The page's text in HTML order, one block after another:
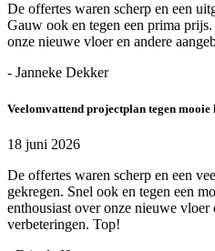
De offertes waren scherp en een
Gauw ook en tegen een prima
onze nieuwe vloer en andere
- Janneke Dekker
Veelomvattend projectplan tegen mooie
18 juni 2026
De offertes waren scherp en een
gekregen. Snel ook en tegen een
enthousiast over onze nieuwe vloer
verbeteringen. Top!